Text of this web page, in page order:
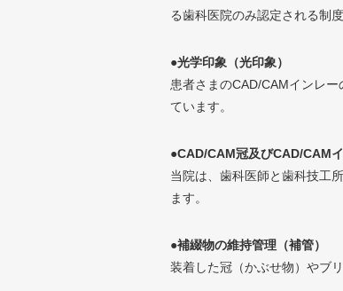
る歯科医院のみ認定される制度
●光学印象（光印象）
患者さまのCAD/CAMインレ
ています。
●CAD/CAM冠及びCAD/CAM
当院は、歯科医師と歯科技工
ます。
●補綴物の維持管理（補管）
装着した冠（かぶせ物）やブ